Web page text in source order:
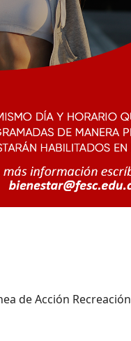
de Acción